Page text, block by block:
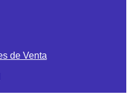
de Venta